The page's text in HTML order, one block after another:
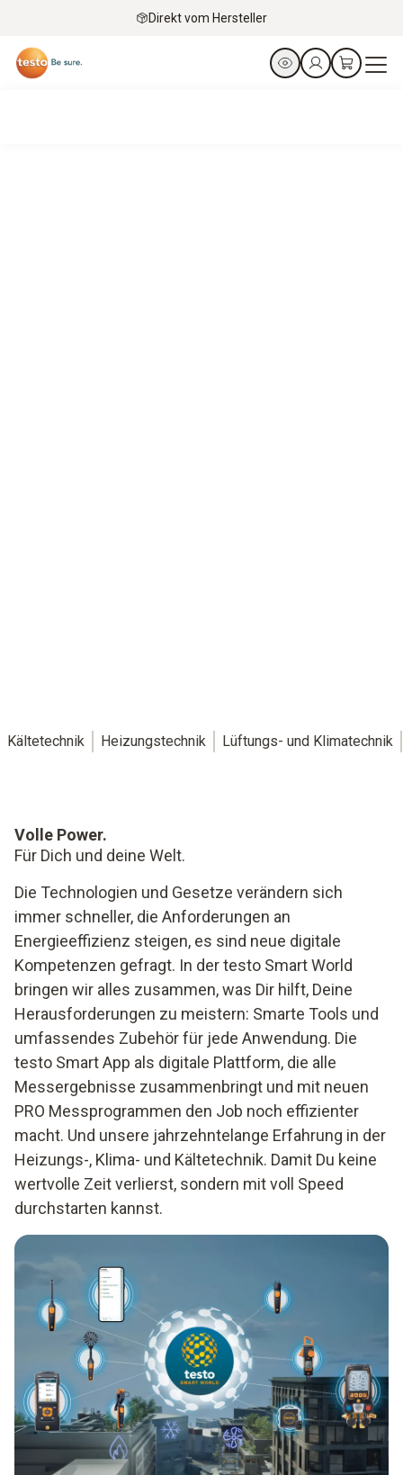
Direkt vom Hersteller
Kältetechnik Heizungstechnik Lüftungs- und Klimatechnik
Volle Power.
Für Dich und deine Welt.
Die Technologien und Gesetze verändern sich
immer schneller, die Anforderungen an
Energieeffizienz steigen, es sind neue digitale
Kompetenzen gefragt. In der testo Smart World
bringen wir alles zusammen, was Dir hilft, Deine
Herausforderungen zu meistern: Smarte Tools und
umfassendes Zubehör für jede Anwendung. Die
testo Smart App als digitale Plattform, die alle
Messergebnisse zusammenbringt und mit neuen
PRO Messprogrammen den Job noch effizienter
macht. Und unsere jahrzehntelange Erfahrung in der
Heizungs-, Klima- und Kältetechnik. Damit Du keine
wertvolle Zeit verlierst, sondern mit voll Speed
durchstarten kannst.